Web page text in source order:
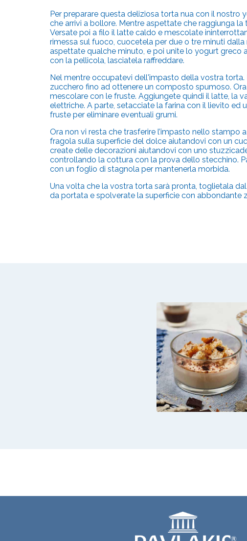
Per preparare questa deliziosa torta nua con il
che arrivi a bollore. Mentre aspettate che raggiunga
Versate poi a filo il latte caldo e mescolate
rimessa sul fuoco, cuocetela per due o tre minuti
aspettate qualche minuto, e poi unite lo yogurt greco
con la pellicola, lasciatela raffreddare.
Nel mentre occupatevi dell'impasto della vostra
zucchero fino ad ottenere un composto spumoso.
mescolare con le fruste. Aggiungete quindi il latte, la
elettriche. A parte, setacciate la farina con il lievito ed
fruste per eliminare eventuali grumi.
Ora non vi resta che trasferire l’impasto nello
fragola sulla superficie del dolce aiutandovi con un
create delle decorazioni aiutandovi con uno
controllando la cottura con la prova dello stecchino.
con un foglio di stagnola per mantenerla morbida.
Una volta che la vostra torta sarà pronta, toglietala
da portata e spolverate la superficie con abbondante